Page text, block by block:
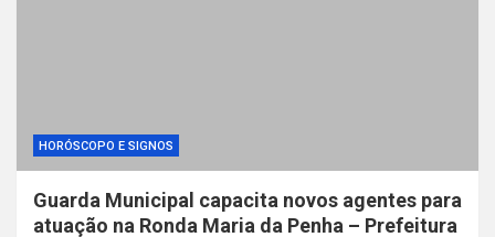
HORÓSCOPO E SIGNOS
Guarda Municipal capacita novos agentes para
atuação na Ronda Maria da Penha – Prefeitura